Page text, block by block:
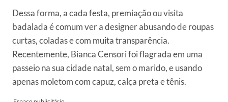
Dessa forma, a cada festa, premiação ou visita
badalada é comum ver a designer abusando de roupas
curtas, coladas e com muita transparência.
Recentemente, Bianca Censori foi flagrada em uma
passeio na sua cidade natal, sem o marido, e usando
apenas moletom com capuz, calça preta e tênis.